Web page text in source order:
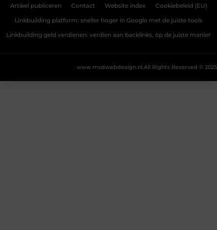
Artikel publiceren Contact Website index Cookiebeleid (EU)
Linkbuilding platform: sneller hoger in Google met de juiste tools
Linkbuilding geld verdienen: verdien aan backlinks, op de juiste manier
All Rights Reserved © 2025
www.mvdwebdesign.nl.